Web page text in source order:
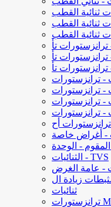
- أغراض خاصة
المقوم - الوحدة
الثنائيات - TVS
- عامة الغرض
زيادة ال
ثنائيات